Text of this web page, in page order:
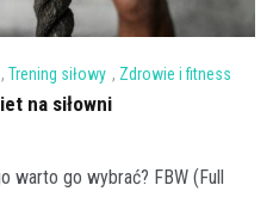
, Trening siłowy , Zdrowie i fitness
na siłowni
warto go wybrać? FBW (Full